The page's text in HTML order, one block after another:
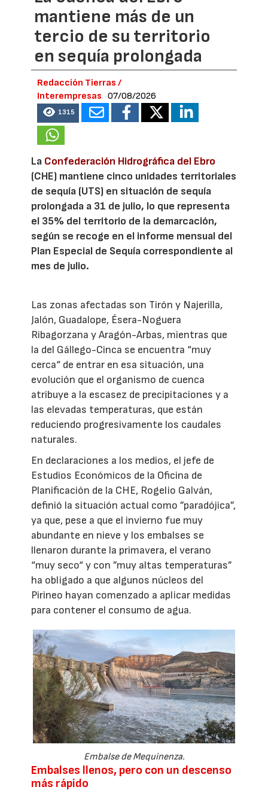
mantiene más de un
tercio de su territorio
en sequía prolongada
Redacción Tierras /
Interempresas
07/08/2026
1315
La Confederación Hidrográfica del Ebro
(CHE) mantiene cinco unidades territoriales
de sequía (UTS) en situación de sequía
prolongada a 31 de julio, lo que representa
el 35% del territorio de la demarcación,
según se recoge en el informe mensual del
Plan Especial de Sequía correspondiente al
mes de julio.
Las zonas afectadas son Tirón y Najerilla,
Jalón, Guadalope, Ésera-Noguera
Ribagorzana y Aragón-Arbas, mientras que
la del Gállego-Cinca se encuentra “muy
cerca“ de entrar en esa situación, una
evolución que el organismo de cuenca
atribuye a la escasez de precipitaciones y a
las elevadas temperaturas, que están
reduciendo progresivamente los caudales
naturales.
En declaraciones a los medios, el jefe de
Estudios Económicos de la Oficina de
Planificación de la CHE, Rogelio Galván,
definió la situación actual como ”paradójica”,
ya que, pese a que el invierno fue muy
abundante en nieve y los embalses se
llenaron durante la primavera, el verano
“muy seco“ y con ”muy altas temperaturas”
ha obligado a que algunos núcleos del
Pirineo hayan comenzado a aplicar medidas
para contener el consumo de agua.
Embalse de Mequinenza.
Embalses llenos, pero con un descenso
más rápido